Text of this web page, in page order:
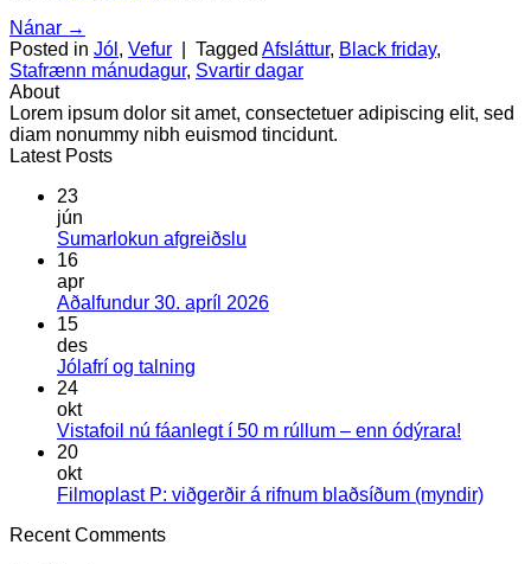
Nánar →
Posted in Jól , Vefur Tagged Afsláttur, Black friday,
Stafrænn mánudagur, Svartir dagar
About
Lorem ipsum dolor sit amet, consectetuer adipiscing elit, sed
diam nonummy nibh euismod tincidunt.
Latest Posts
23
jún
Sumarlokun afgreiðslu
Sumarlokun
16
apr
Aðalfundur 30. apríl 2026Engar
2026
15
des
Jólafrí og talning
Jólafrí
24
okt
Vistafoil nú fáanlegt í 50 m rúllum – enn ódýrara!
Vistafoil
20
okt
Filmoplast P: viðgerðir á rifnum blaðsíðum (myndir)
Recent Comments